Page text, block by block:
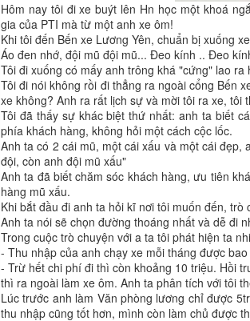
Hôm nay tôi đi xe buýt lên Hn học một khoá
gia của PTI mà từ một anh xe ôm!
Khi tôi đến Bến xe Lương Yên, chuẩn bị xuống
Áo đen nhớ, đội mũ đội mũ... Đeo kính .. Đeo
Tôi đi xuống có mấy anh trông khá "cứng" lao
Tôi đi nói không rồi đi thẳng ra ngoài cổng Bến
xe không? Anh ra rất lịch sự và mời tôi ra xe, tôi
Tôi đã thấy sự khác biệt thứ nhất: anh ta biết
phía khách hàng, không hỏi một cách cộc lốc.
Anh ta có 2 cái mũ, một cái xấu và một cái
đội, còn anh đội mũ xấu"
Anh ta đã biết chăm sóc khách hàng, ưu tiên
hàng mũ xấu.
Khi bắt đầu đi anh ta hỏi kĩ nơi tôi muốn đến, trò
Anh ta nói sẽ chọn đường thoáng nhất và dễ đi
Trong cuộc trò chuyện với a ta tôi phát hiện ta
- Thu nhập của anh chạy xe mỗi tháng được
- Trừ hết chi phí đi thì còn khoảng 10 triệu. Hồi
thì ra ngoài làm xe ôm. Anh ta phân tích với tôi
Lúc trước anh làm Văn phòng lương chỉ được
thu nhập cũng tốt hơn, mình còn làm chủ được